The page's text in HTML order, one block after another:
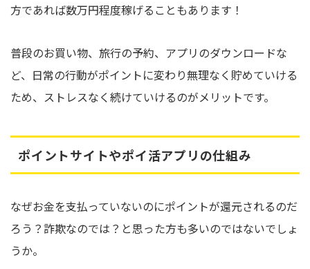
方であれば数万円程度稼げることもあります！
普段のお買い物、旅行の予約、アプリのダウンロードな
ど、日常の行動がポイントに変わり無理なく貯めていける
ため、ストレスなく続けていけるのがメリットです。
ポイントサイトやポイ活アプリの仕組み
なぜお金を支払っていないのにポイントが還元されるのだ
ろう？詐欺なのでは？と思った方も多いのではないでしょ
うか。